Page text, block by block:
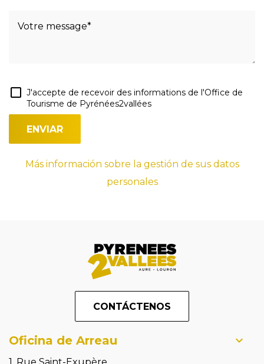
J'accepte de recevoir des informations de l'Office de
Tourisme de Pyrénées2vallées
Más información sobre la gestión de sus datos
personales
CONTÁCTENOS
Oficina de Arreau